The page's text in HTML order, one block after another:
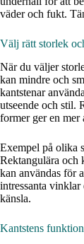
väder och fukt.
Välj rätt storlek
När du väljer
kan mindre och
kantstenar
utseende och stil.
former ger en mer
Exempel på olika
Rektangulära och
kan användas för
intressanta
känsla.
Kantstens